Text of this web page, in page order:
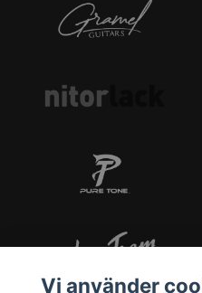
Vi använder